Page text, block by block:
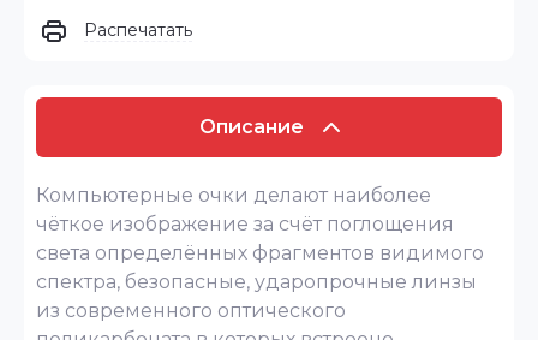
Распечатать
Описание
Компьютерные очки делают наиболее
чёткое изображение за счёт поглощения
света определённых фрагментов видимого
спектра, безопасные, ударопрочные линзы
из современного оптического